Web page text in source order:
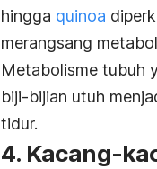
hingga quinoa
merangsang
Metabolisme tubuh
biji-bijian utuh
tidur.
4. Kacang-